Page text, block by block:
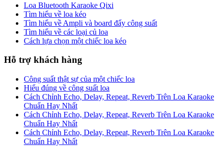
Loa Bluetooth Karaoke Qixi
Tìm hiểu về loa kéo
Tìm hiểu về Ampli và board đẩy công suất
Tìm hiểu về các loại củ loa
Cách lựa chọn một chiếc loa kéo
Hỗ trợ khách hàng
Công suất thật sự của một chiếc loa
Hiểu đúng về công suất loa
Cách Chỉnh Echo, Delay, Repeat, Reverb Trên Loa Karaoke
Chuẩn Hay Nhất
Cách Chỉnh Echo, Delay, Repeat, Reverb Trên Loa Karaoke
Chuẩn Hay Nhất
Cách Chỉnh Echo, Delay, Repeat, Reverb Trên Loa Karaoke
Chuẩn Hay Nhất